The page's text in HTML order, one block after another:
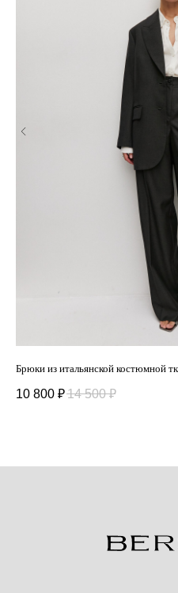
Брюки из итальянской костюмной
10 800 ₽14 500 ₽